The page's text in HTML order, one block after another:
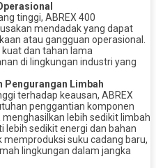
tinggi, ABREX 400
mendadak yang dapat
atau gangguan operasional.
dan tahan lama
di lingkungan industri yang
Pengurangan Limbah
terhadap keausan, ABREX
penggantian komponen
lebih sedikit limbah
lebih sedikit energi dan bahan
memproduksi suku cadang baru,
lingkungan dalam jangka